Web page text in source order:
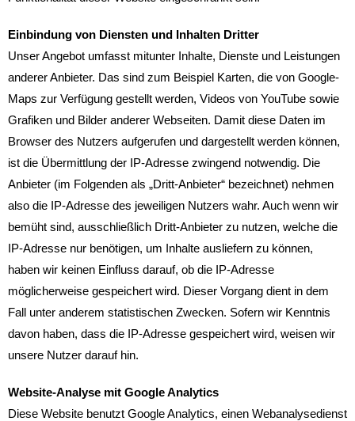
Einbindung von Diensten und Inhalten Dritter
Unser Angebot umfasst mitunter Inhalte, Dienste und Leistungen
anderer Anbieter. Das sind zum Beispiel Karten, die von Google-
Maps zur Verfügung gestellt werden, Videos von YouTube sowie
Grafiken und Bilder anderer Webseiten. Damit diese Daten im
Browser des Nutzers aufgerufen und dargestellt werden können,
ist die Übermittlung der IP-Adresse zwingend notwendig. Die
Anbieter (im Folgenden als „Dritt-Anbieter“ bezeichnet) nehmen
also die IP-Adresse des jeweiligen Nutzers wahr. Auch wenn wir
bemüht sind, ausschließlich Dritt-Anbieter zu nutzen, welche die
IP-Adresse nur benötigen, um Inhalte ausliefern zu können,
haben wir keinen Einfluss darauf, ob die IP-Adresse
möglicherweise gespeichert wird. Dieser Vorgang dient in dem
Fall unter anderem statistischen Zwecken. Sofern wir Kenntnis
davon haben, dass die IP-Adresse gespeichert wird, weisen wir
unsere Nutzer darauf hin.
Website-Analyse mit Google Analytics
Diese Website benutzt Google Analytics, einen Webanalysedienst